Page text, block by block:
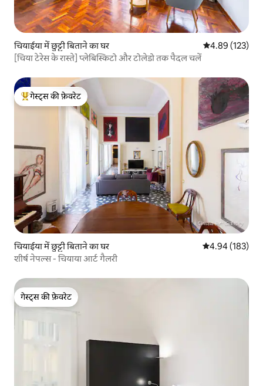
चियाईया में छुट्टी बिताने का घर औसत रेटिंग 5 में से
4.89 (123)
[चिया टेरेस के रास्ते] प्लेबिस्किटो और टोलेडो तक पैदल चलें
गेस्ट्स का टॉप फ़ेवरेट
गेस्ट्स की फ़ेवरेट
चियाईया में छुट्टी बिताने का घर औसत रेटिंग 5 में से
4.94 (183)
शीर्ष नेपल्स - चियाया आर्ट गैलरी
गेस्ट्स की फ़ेवरेट
गेस्ट्स की फ़ेवरेट